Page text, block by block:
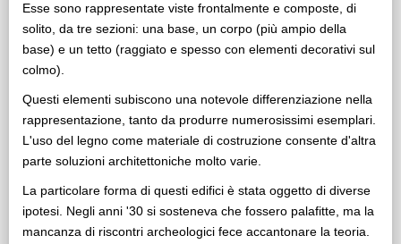
Esse sono rappresentate viste frontalmente e composte, di
solito, da tre sezioni: una base, un corpo (più ampio della
base) e un tetto (raggiato e spesso con elementi decorativi sul
colmo).
Questi elementi subiscono una notevole differenziazione nella
rappresentazione, tanto da produrre numerosissimi esemplari.
L'uso del legno come materiale di costruzione consente d'altra
parte soluzioni architettoniche molto varie.
La particolare forma di questi edifici è stata oggetto di diverse
ipotesi. Negli anni '30 si sosteneva che fossero palafitte, ma la
mancanza di riscontri archeologici fece accantonare la teoria.